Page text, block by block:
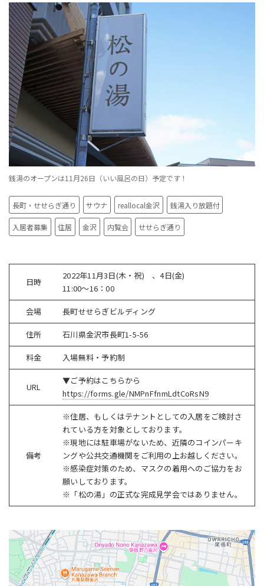
銭湯のオープンは11月26日（いい風呂の日）予定です！
長町・せせらぎ通り サウナ reallocal金沢 銭湯入り放題付
入居者募集 住居 金沢 内覧会 せせらぎ通り
日時
2022年11月3日(木・祝) 、4日(金)
11:00～16：00
会場 長町せせらぎビルディング
住所 石川県金沢市長町1-5-56
料金 入場無料・予約制
URL
▼ご予約はこちらから
https://forms.gle/NMPnFfnmLdtCoRsN9
備考
※住居、もしくはテナントとしての入居をご検討さ
れている方を対象としております。
※現地には駐車場がないため、近隣のコインパーキ
ングや公共交通機関をご利用の上お越しください。
※感染症対策のため、マスクの着用へのご協力をお
願いしております。
※「松の湯」の正式な完成見学会ではありません。